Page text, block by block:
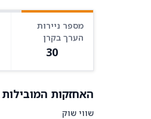
מספר ניירות
הערך בקרן
30
האחזקות המובילות
שווי שוק